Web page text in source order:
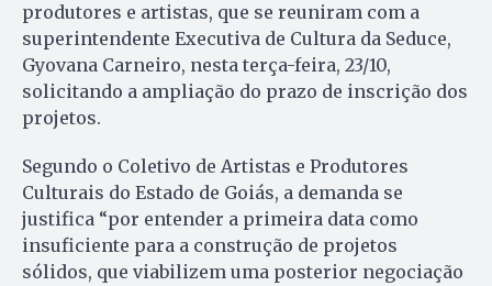
produtores e artistas, que se reuniram com a
superintendente Executiva de Cultura da Seduce,
Gyovana Carneiro, nesta terça-feira, 23/10,
solicitando a ampliação do prazo de inscrição dos
projetos.
Segundo o Coletivo de Artistas e Produtores
Culturais do Estado de Goiás, a demanda se
justifica “por entender a primeira data como
insuficiente para a construção de projetos
sólidos, que viabilizem uma posterior negociação